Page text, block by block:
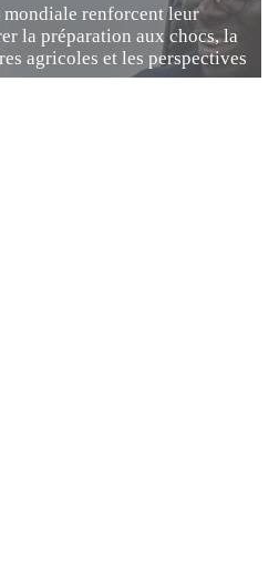
mondiale renforcent leur
la préparation aux chocs, la
agricoles et les perspectives